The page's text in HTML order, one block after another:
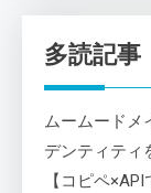
多読記事
ムームードメ
デンティティ
【コピペ